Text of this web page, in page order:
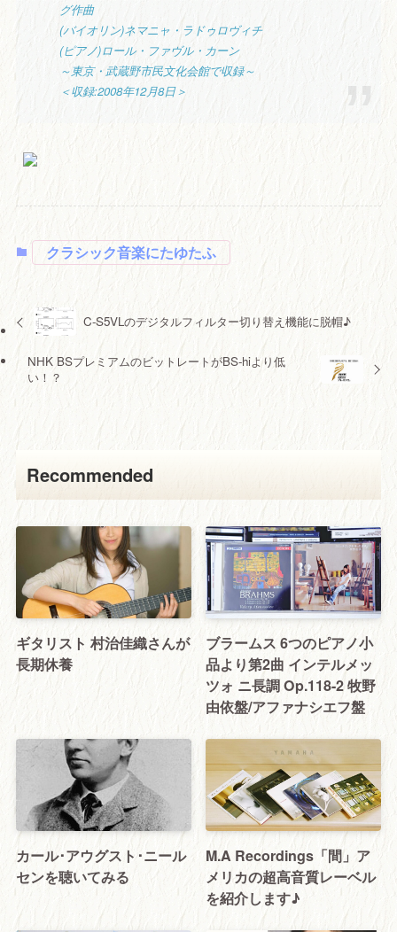
グ作曲
(バイオリン)ネマニャ・ラドゥロヴィチ
(ピアノ)ロール・ファヴル・カーン
～東京・武蔵野市民文化会館で収録～
＜収録:2008年12月8日＞
クラシック音楽にたゆたふ
C-S5VLのデジタルフィルター切り替え機能に脱帽♪
NHK BSプレミアムのビットレートがBS-hiより低
い！？
Recommended
ギタリスト 村治佳織さんが
長期休養
ブラームス 6つのピアノ小
品より第2曲 インテルメッ
ツォ ニ長調 Op.118-2 牧野
由依盤/アファナシエフ盤
カール･アウグスト･ニール
センを聴いてみる
M.A Recordings「間」ア
メリカの超高音質レーベル
を紹介します♪